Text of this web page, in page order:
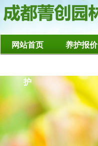
网站首页 养护报价
护